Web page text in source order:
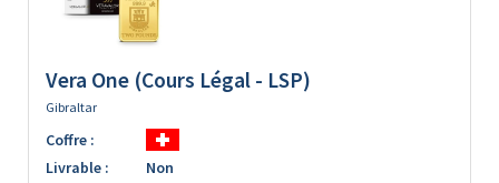
Vera One (Cours Légal - LSP)
Gibraltar
Coffre :
Livrable :
Non